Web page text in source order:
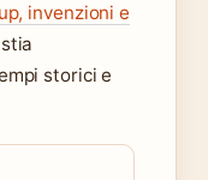
invenzioni e
storici e